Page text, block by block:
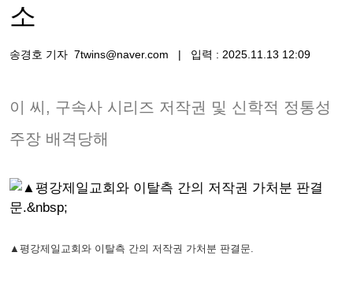
소
송경호 기자 7twins@naver.com | 입력 : 2025.11.13 12:09
이 씨, 구속사 시리즈 저작권 및 신학적 정통성
주장 배격당해
▲평강제일교회와 이탈측 간의 저작권 가처분 판결문.